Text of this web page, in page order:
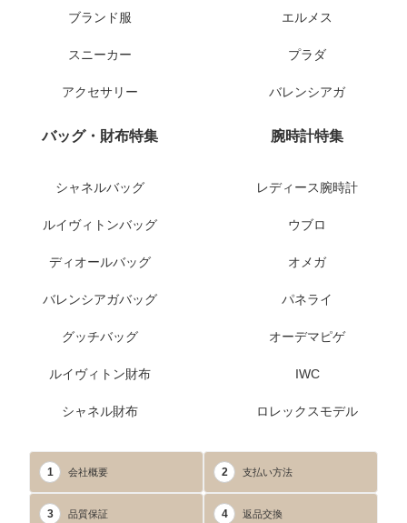
ブランド服
スニーカー
アクセサリー
エルメス
プラダ
バレンシアガ
バッグ・財布特集
シャネルバッグ
ルイヴィトンバッグ
ディオールバッグ
バレンシアガバッグ
グッチバッグ
ルイヴィトン財布
シャネル財布
腕時計特集
レディース腕時計
ウブロ
オメガ
パネライ
オーデマピゲ
IWC
ロレックスモデル
1 会社概要 2 支払い方法
3 品質保証 4 返品交換